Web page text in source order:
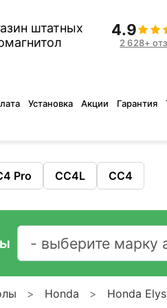
штатных
4.9
2 628+
Установка Акции Гарантия
Pro CC4L CC4
Honda Honda